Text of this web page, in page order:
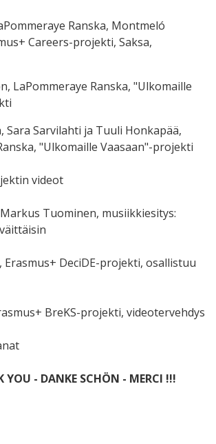
Ranska, Montmeló
Careers-projekti, Saksa,
LaPommeraye Ranska, "Ulkomaille
Sara Sarvilahti ja Tuuli Honkapää,
"Ulkomaille Vaasaan"-projekti
videot
Tuominen, musiikkiesitys:
DeciDE-projekti, osallistuu
BreKS-projekti, videotervehdys
YOU - DANKE SCHÖN - MERCI !!!